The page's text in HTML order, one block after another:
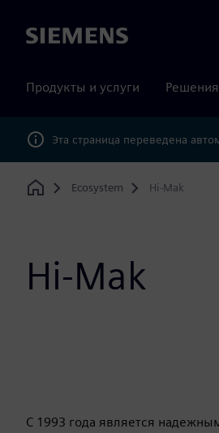
Siemens
Продукты и услуги Решения
Эта страница переведена
Home
Ecosystem Hi-Mak
Hi-Mak
С 1993 года является